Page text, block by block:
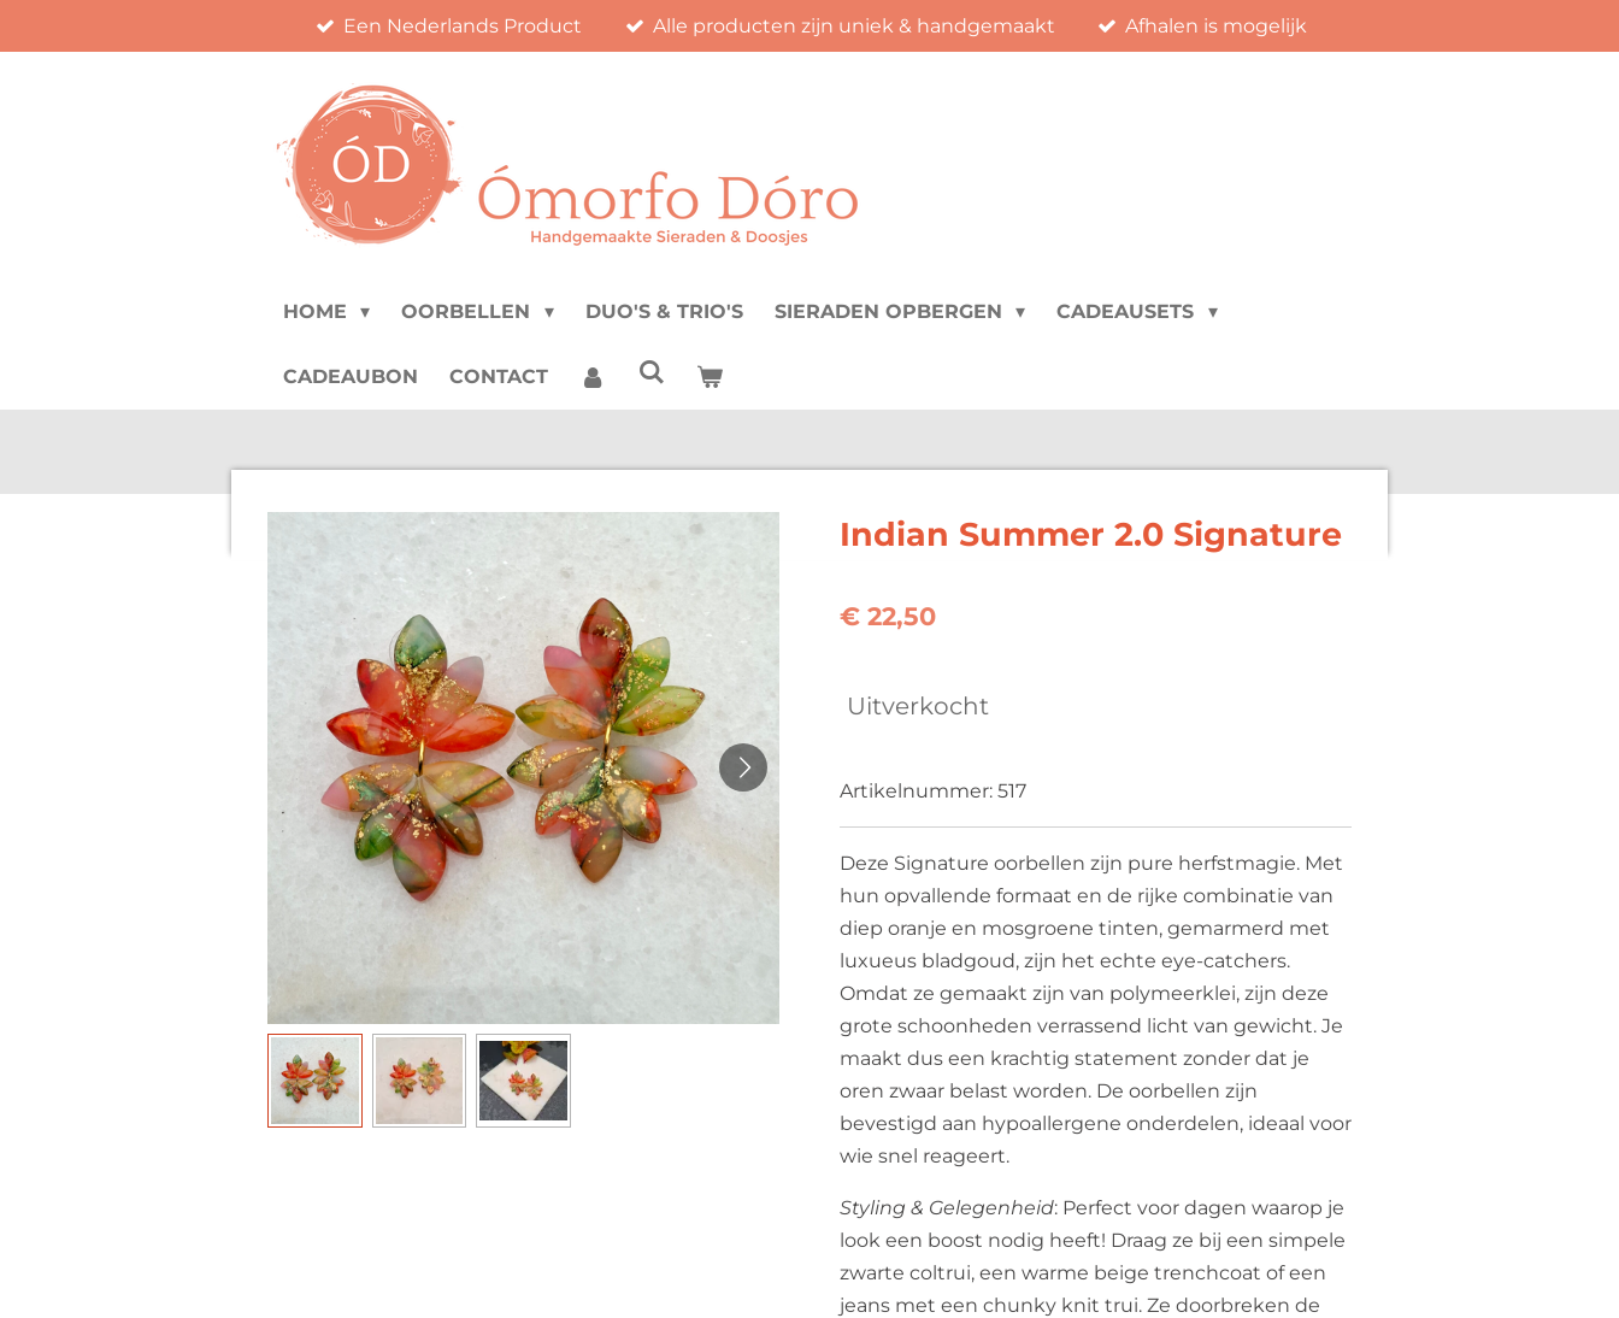
Een Nederlands Product Alle producten zijn uniek & handgemaakt Afhalen is mogelijk
HOME OORBELLEN DUO'S & TRIO'S SIERADEN OPBERGEN CADEAUSETS
CADEAUBON CONTACT
Indian Summer 2.0 Signature
€ 22,50
Uitverkocht
Artikelnummer: 517
Deze Signature oorbellen zijn pure herfstmagie. Met
hun opvallende formaat en de rijke combinatie van
diep oranje en mosgroene tinten, gemarmerd met
luxueus bladgoud, zijn het echte eye-catchers.
Omdat ze gemaakt zijn van polymeerklei, zijn deze
grote schoonheden verrassend licht van gewicht. Je
maakt dus een krachtig statement zonder dat je
oren zwaar belast worden. De oorbellen zijn
bevestigd aan hypoallergene onderdelen, ideaal voor
wie snel reageert.
Styling & Gelegenheid: Perfect voor dagen waarop je
look een boost nodig heeft! Draag ze bij een simpele
zwarte coltrui, een warme beige trenchcoat of een
jeans met een chunky knit trui. Ze doorbreken de